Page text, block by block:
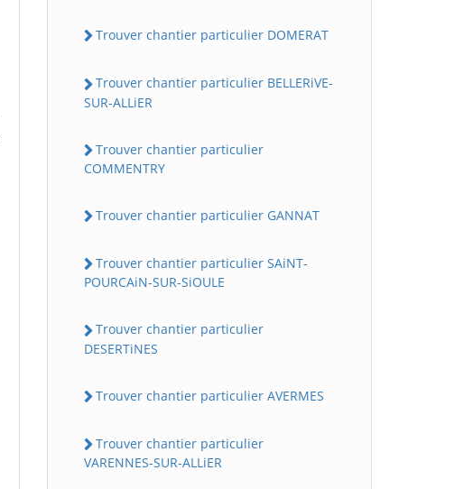
Trouver chantier particulier DOMERAT
Trouver chantier particulier BELLERiVE-
SUR-ALLiER
Trouver chantier particulier
COMMENTRY
Trouver chantier particulier GANNAT
Trouver chantier particulier SAiNT-
POURCAiN-SUR-SiOULE
Trouver chantier particulier
DESERTiNES
Trouver chantier particulier AVERMES
Trouver chantier particulier
VARENNES-SUR-ALLiER